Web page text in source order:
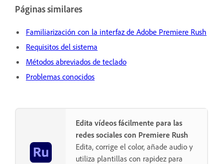
Páginas similares
Familiarización con la interfaz de Adobe Premiere Rush
Requisitos del sistema
Métodos abreviados de teclado
Problemas conocidos
Edita vídeos fácilmente para las
redes sociales con Premiere Rush
Edita, corrige el color, añade audio y
utiliza plantillas con rapidez para